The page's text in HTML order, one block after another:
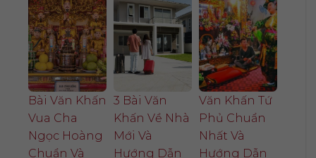
Bài Văn Khấn
Vua Cha
Ngọc Hoàng
Chuẩn Và
3 Bài Văn
Khấn Về Nhà
Mới Và
Hướng Dẫn
Văn Khấn Tứ
Phủ Chuẩn
Nhất Và
Hướng Dẫn